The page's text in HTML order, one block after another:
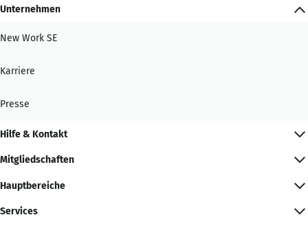
Unternehmen
New Work SE
Karriere
Presse
Hilfe & Kontakt
Mitgliedschaften
Hauptbereiche
Services